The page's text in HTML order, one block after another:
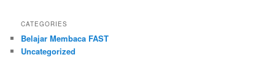
CATEGORIES
Belajar Membaca FAST
Uncategorized